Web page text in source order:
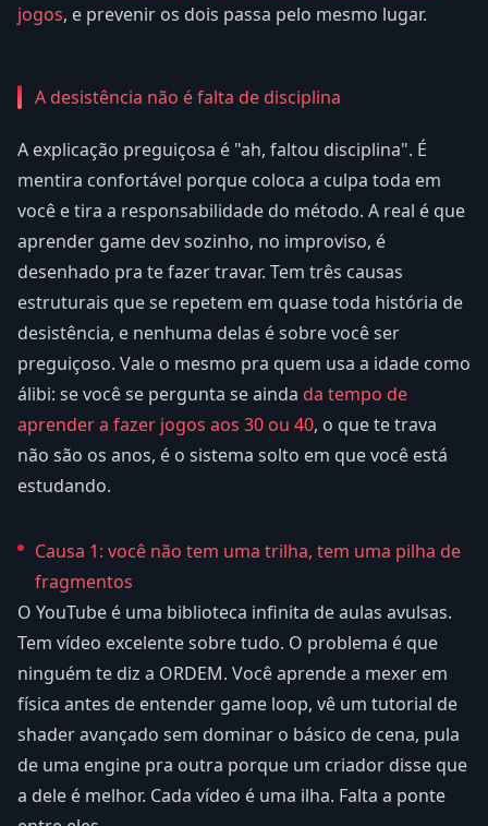
jogos, e prevenir os dois passa pelo mesmo lugar.
A desistência não é falta de disciplina
A explicação preguiçosa é "ah, faltou disciplina". É
mentira confortável porque coloca a culpa toda em
você e tira a responsabilidade do método. A real é que
aprender game dev sozinho, no improviso, é
desenhado pra te fazer travar. Tem três causas
estruturais que se repetem em quase toda história de
desistência, e nenhuma delas é sobre você ser
preguiçoso. Vale o mesmo pra quem usa a idade como
álibi: se você se pergunta se ainda da tempo de
aprender a fazer jogos aos 30 ou 40, o que te trava
não são os anos, é o sistema solto em que você está
estudando.
Causa 1: você não tem uma trilha, tem uma pilha de
fragmentos
O YouTube é uma biblioteca infinita de aulas avulsas.
Tem vídeo excelente sobre tudo. O problema é que
ninguém te diz a ORDEM. Você aprende a mexer em
física antes de entender game loop, vê um tutorial de
shader avançado sem dominar o básico de cena, pula
de uma engine pra outra porque um criador disse que
a dele é melhor. Cada vídeo é uma ilha. Falta a ponte